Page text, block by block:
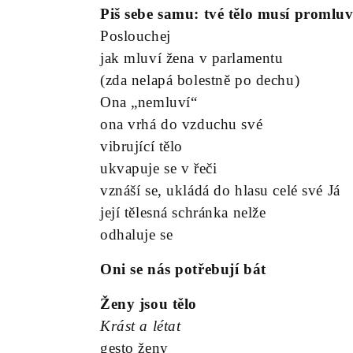
Piš sebe samu: tvé tělo musí
Poslouchej
jak mluví žena v parlamentu
(zda nelapá bolestně po dechu)
Ona „nemluví“
ona vrhá do vzduchu své
vibrující tělo
ukvapuje se v řeči
vznáší se, ukládá do hlasu celé své Já
její tělesná schránka nelže
odhaluje se
Oni se nás potřebují bát
Ženy jsou tělo
Krást a létat
gesto ženy